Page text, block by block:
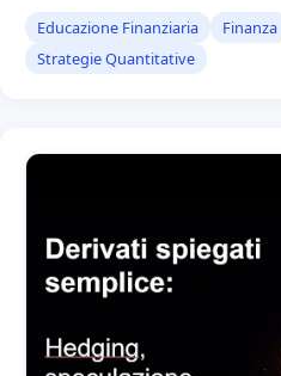
Educazione Finanziaria Finanza
Strategie Quantitative